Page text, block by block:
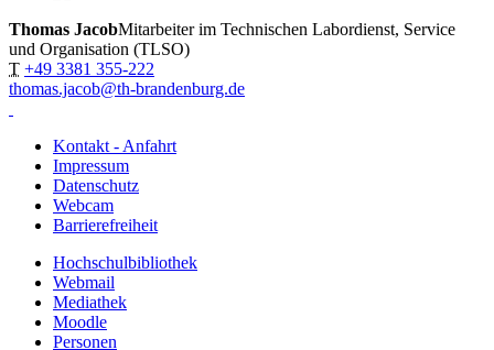
Thomas JacobMitarbeiter im Technischen Labordienst, Service
und Organisation (TLSO)
T +49 3381 355-222
thomas.jacob@th-brandenburg.de
Kontakt - Anfahrt
Impressum
Datenschutz
Webcam
Barrierefreiheit
Hochschulbibliothek
Webmail
Mediathek
Moodle
Personen